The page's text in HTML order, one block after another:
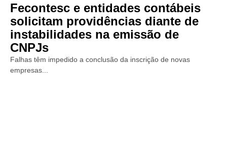
Fecontesc e entidades contábeis
solicitam providências diante de
instabilidades na emissão de
CNPJs
Falhas têm impedido a conclusão da inscrição de novas
empresas...